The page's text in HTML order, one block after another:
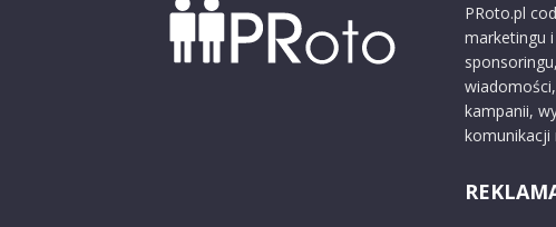
PRoto.pl
marketingu
kampanii,
komunikacji